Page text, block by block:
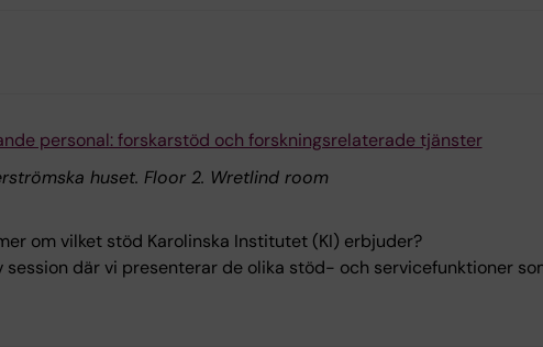
personal: forskarstöd och forskningsrelaterade tjänster
huset. Floor 2. Wretlind room
om vilket stöd Karolinska Institutet (KI) erbjuder?
där vi presenterar de olika stöd- och servicefunktioner